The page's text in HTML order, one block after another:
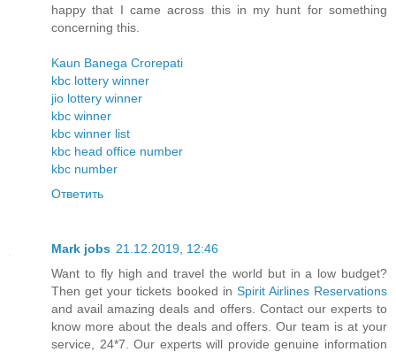
happy that I came across this in my hunt for something
concerning this.
Kaun Banega Crorepati
kbc lottery winner
jio lottery winner
kbc winner
kbc winner list
kbc head office number
kbc number
Ответить
Mark jobs 21.12.2019, 12:46
Want to fly high and travel the world but in a low budget?
Then get your tickets booked in Spirit Airlines Reservations
and avail amazing deals and offers. Contact our experts to
know more about the deals and offers. Our team is at your
service, 24*7. Our experts will provide genuine information